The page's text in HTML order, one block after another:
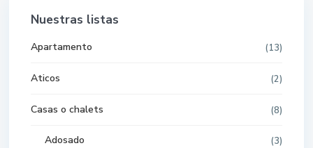
Nuestras listas
Apartamento (13)
Aticos (2)
Casas o chalets (8)
Adosado (3)